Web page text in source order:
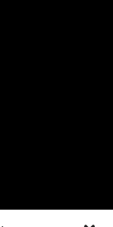
newsletter par
consultez